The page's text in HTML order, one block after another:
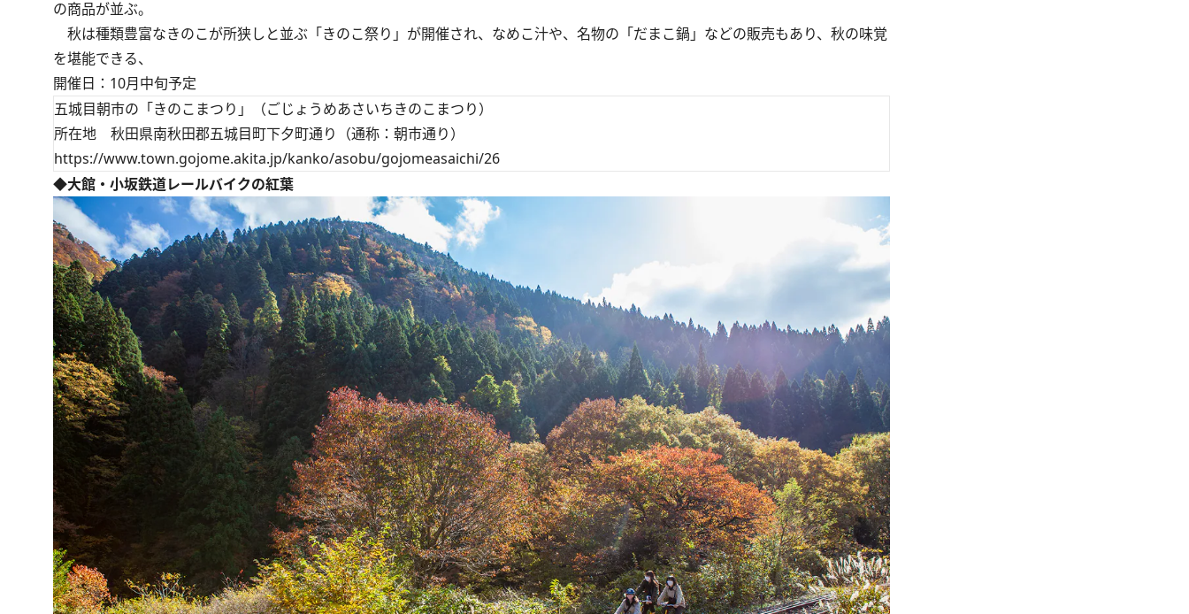
の商品が並ぶ。
秋は種類豊富なきのこが所狭しと並ぶ「きのこ祭り」が開催され、なめこ汁や、名物の「だまこ鍋」などの販売もあり、秋の味覚
を堪能できる、
開催日：10月中旬予定
五城目朝市の「きのこまつり」（ごじょうめあさいちきのこまつり）
所在地 秋田県南秋田郡五城目町下夕町通り（通称：朝市通り）
https://www.town.gojome.akita.jp/kanko/asobu/gojomeasaichi/26
◆大館・小坂鉄道レールバイクの紅葉